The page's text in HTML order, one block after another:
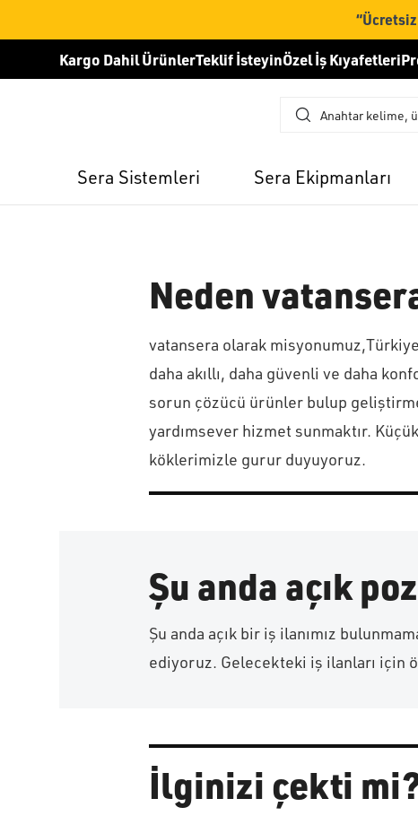
Kargo Dahil ÜrünlerTeklif İsteyinÖzel İş Kıyafetleri
Sera Sistemleri Sera Ekipmanları
Neden
vatansera olarak
daha akıllı, daha güvenli ve daha
sorun çözücü ürünler bulup
yardımsever hizmet sunmaktır.
köklerimizle gurur duyuyoruz.
Şu anda açık
Şu anda açık bir iş ilanımız
ediyoruz. Gelecekteki iş ilanları
İlginizi çekti